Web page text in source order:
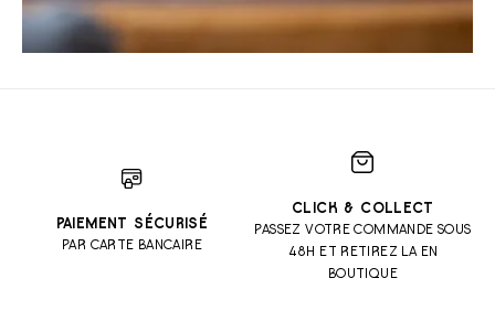
PAIEMENT SÉCURISÉ
PAR CARTE BANCAIRE
CLICK & COLLECT
PASSEZ VOTRE COMMANDE SOUS
48H ET RETIREZ LA EN
BOUTIQUE